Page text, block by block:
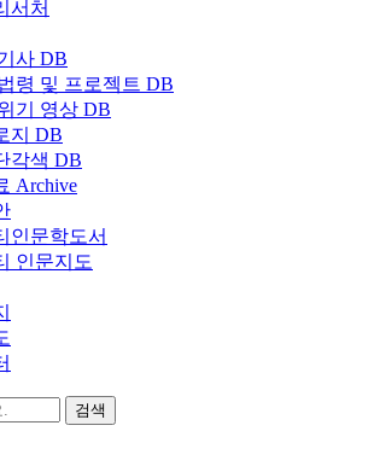
서처
사 DB
령 및 프로젝트 DB
기 영상 DB
지 DB
각색 DB
Archive
인문학도서
인문지도